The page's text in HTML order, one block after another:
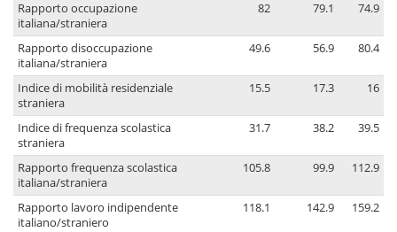
Rapporto occupazione
italiana/straniera
82 79.1 74.9
Rapporto disoccupazione
italiana/straniera
49.6 56.9 80.4
Indice di mobilità residenziale
straniera
15.5 17.3 16
Indice di frequenza scolastica
straniera
31.7 38.2 39.5
Rapporto frequenza scolastica
italiana/straniera
105.8 99.9 112.9
Rapporto lavoro indipendente
italiano/straniero
118.1 142.9 159.2